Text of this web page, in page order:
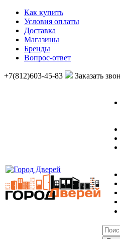
Как купить
Условия оплаты
Доставка
Магазины
Бренды
Вопрос-ответ
+7(812)603-45-83 Заказать